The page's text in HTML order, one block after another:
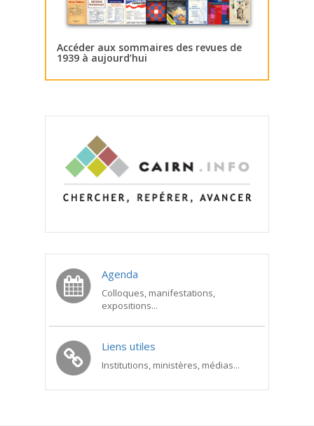
Accéder aux sommaires des revues de
1939 à aujourd’hui
Agenda
Colloques, manifestations,
expositions...
Liens utiles
Institutions, ministères, médias...